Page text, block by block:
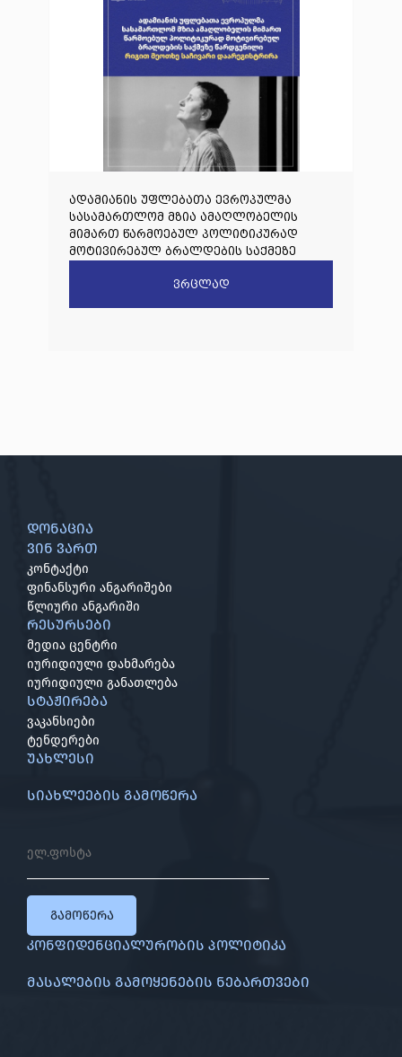
ადამიანის უფლებათა ევროპულმა
სასამართლომ მზია ამაღლობელის
მიმართ წარმოებულ პოლიტიკურად
მოტივირებულ ბრალდების საქმეზე
დაარეგისტრირავრცლად
დონაცია
ვინ ვართ
კონტაქტი
ფინანსური ანგარიშები
წლიური ანგარიში
რესურსები
მედია ცენტრი
იურიდიული დახმარება
იურიდიული განათლება
სტაჟირება
ვაკანსიები
ტენდერები
უახლესი
სიახლეების გამოწერა
გამოწერა
კონფიდენციალურობის პოლიტიკა
მასალების გამოყენების ნებართვები